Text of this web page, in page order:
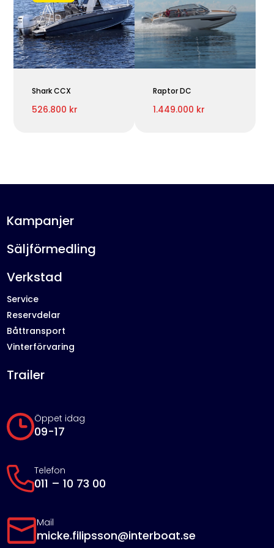
Shark CCX
526.800 kr
Raptor DC
1.449.000 kr
Öppet idag
09-17
Telefon
011 – 10 73 00
Mail
micke.filipsson@interboat.se
Kampanjer
Säljförmedling
Verkstad
Service
Reservdelar
Båttransport
Vinterförvaring
Trailer